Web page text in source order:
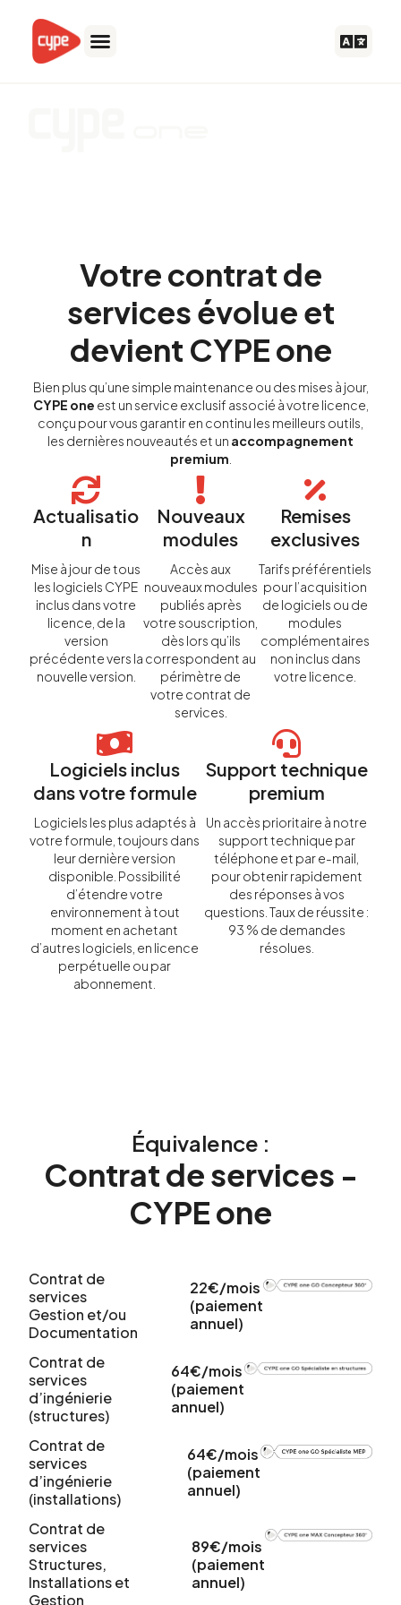
contenu
Votre contrat de
services évolue et
devient CYPE one
Bien plus qu’une simple maintenance ou des mises à jour,
CYPE one est un service exclusif associé à votre licence,
conçu pour vous garantir en continu les meilleurs outils,
les dernières nouveautés et un accompagnement
premium
Actualisatio
n
Mise à jour de tous
les logiciels CYPE
inclus dans votre
licence, de la
version
précédente vers la
nouvelle version.
Nouveaux
modules
Accès aux
nouveaux modules
publiés après
votre souscription,
dès lors qu’ils
correspondent au
périmètre de
votre contrat de
services.
Remises
exclusives
Tarifs préférentiels
pour l’acquisition
de logiciels ou de
modules
complémentaires
non inclus dans
votre licence.
Logiciels inclus
dans votre formule
Logiciels les plus adaptés à
votre formule, toujours dans
leur dernière version
disponible. Possibilité
d’étendre votre
environnement à tout
moment en achetant
d’autres logiciels, en licence
perpétuelle ou par
abonnement.
Support technique
premium
Un accès prioritaire à notre
support technique par
téléphone et par e-mail,
pour obtenir rapidement
des réponses à vos
questions. Taux de réussite :
93 % de demandes
résolues.
Équivalence :
Contrat de services -
CYPE one
Contrat de
services
Gestion et/ou
Documentation
22€/mois
(paiement
annuel)
Contrat de
services
d’ingénierie
(structures)
64€/mois
(paiement
annuel)
Contrat de
services
d’ingénierie
(installations)
64€/mois
(paiement
annuel)
Contrat de
services
Structures,
Installations et
Gestion
89€/mois
(paiement
annuel)